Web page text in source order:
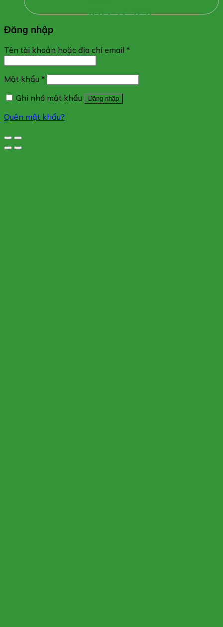
0327 17 3232
Đăng nhập
Tên tài khoản hoặc địa chỉ email *
Mật khẩu *
Ghi nhớ mật khẩu
Đăng nhập
Quên mật khẩu?